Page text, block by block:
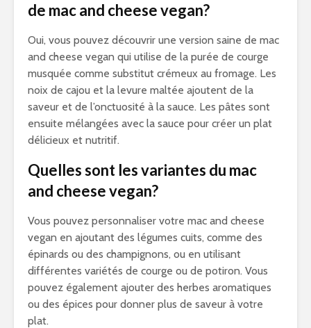
de mac and cheese vegan?
Oui, vous pouvez découvrir une version saine de mac
and cheese vegan qui utilise de la purée de courge
musquée comme substitut crémeux au fromage. Les
noix de cajou et la levure maltée ajoutent de la
saveur et de l’onctuosité à la sauce. Les pâtes sont
ensuite mélangées avec la sauce pour créer un plat
délicieux et nutritif.
Quelles sont les variantes du mac
and cheese vegan?
Vous pouvez personnaliser votre mac and cheese
vegan en ajoutant des légumes cuits, comme des
épinards ou des champignons, ou en utilisant
différentes variétés de courge ou de potiron. Vous
pouvez également ajouter des herbes aromatiques
ou des épices pour donner plus de saveur à votre
plat.